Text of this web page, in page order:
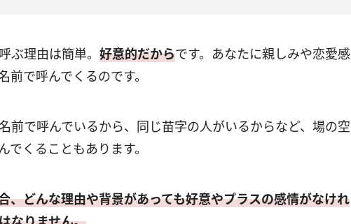
ぶ理由は簡単。 好意的だからです。あなたに親しみや恋愛感
で呼んでくるのです。
前で呼んでいるから、同じ苗字の人がいるからなど、場の空
でくることもあります。
、どんな理由や背景があっても好意やプラスの感情がなけれ